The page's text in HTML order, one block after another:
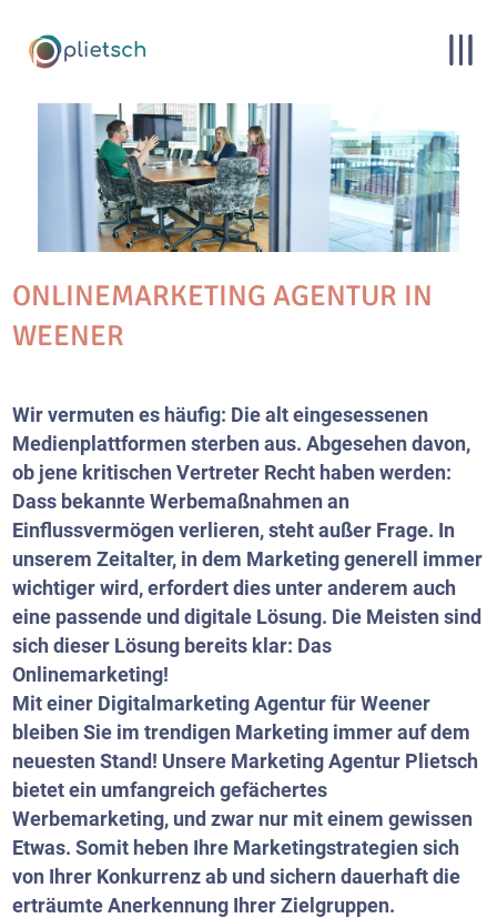
ONLINEMARKETING AGENTUR IN
WEENER
Wir vermuten es häufig: Die alt eingesessenen
Medienplattformen sterben aus. Abgesehen davon,
ob jene kritischen Vertreter Recht haben werden:
Dass bekannte Werbemaßnahmen an
Einflussvermögen verlieren, steht außer Frage. In
unserem Zeitalter, in dem Marketing generell immer
wichtiger wird, erfordert dies unter anderem auch
eine passende und digitale Lösung. Die Meisten sind
sich dieser Lösung bereits klar: Das
Onlinemarketing!
Mit einer Digitalmarketing Agentur für Weener
bleiben Sie im trendigen Marketing immer auf dem
neuesten Stand! Unsere Marketing Agentur Plietsch
bietet ein umfangreich gefächertes
Werbemarketing, und zwar nur mit einem gewissen
Etwas. Somit heben Ihre Marketingstrategien sich
von Ihrer Konkurrenz ab und sichern dauerhaft die
erträumte Anerkennung Ihrer Zielgruppen.